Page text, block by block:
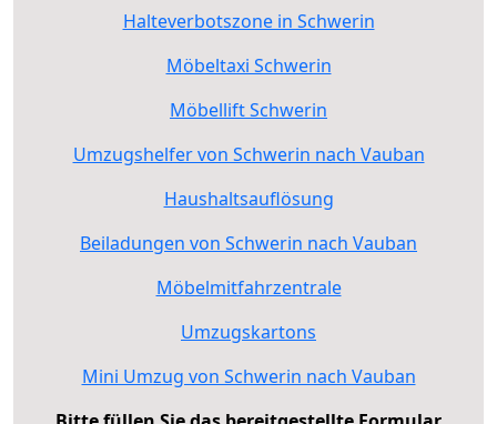
Halteverbotszone in Schwerin
Möbeltaxi Schwerin
Möbellift Schwerin
Umzugshelfer von Schwerin nach Vauban
Haushaltsauflösung
Beiladungen von Schwerin nach Vauban
Möbelmitfahrzentrale
Umzugskartons
Mini Umzug von Schwerin nach Vauban